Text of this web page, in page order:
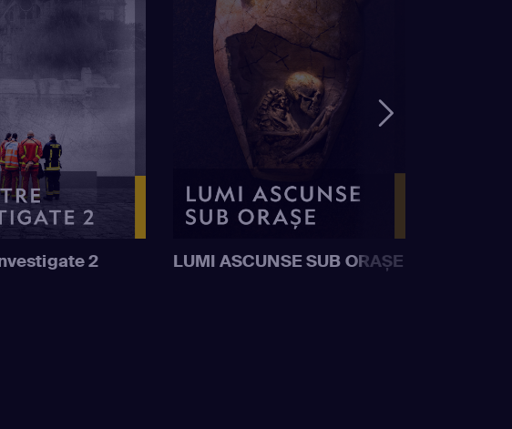
2 LUMI ASCUNSE SUB ORAȘE